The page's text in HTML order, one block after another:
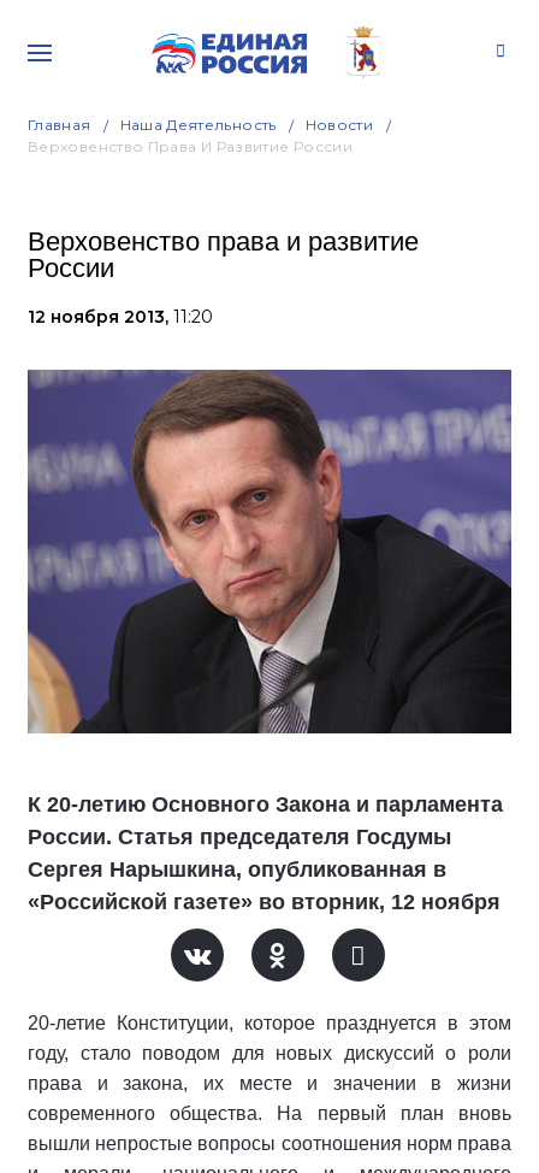
Главная Наша Деятельность
Новости
Верховенство Права И Развитие России
Верховенство права и развитие
России
12 ноября 2013, 11:20
К 20-летию Основного Закона и парламента
России. Статья председателя Госдумы
Сергея Нарышкина, опубликованная в
«Российской газете» во вторник, 12 ноября
20-летие Конституции, которое празднуется в этом
году, стало поводом для новых дискуссий о роли
права и закона, их месте и значении в жизни
современного общества. На первый план вновь
вышли непростые вопросы соотношения норм права